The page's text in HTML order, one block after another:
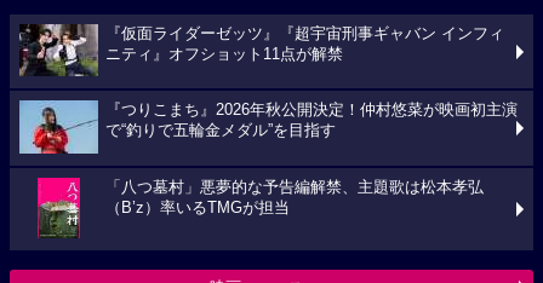
『仮面ライダーゼッツ』『超宇宙刑事ギャバン インフィ
ニティ』オフショット11点が解禁
『つりこまち』2026年秋公開決定！仲村悠菜が映画初主演
で“釣りで五輪金メダル”を目指す
「八つ墓村」悪夢的な予告編解禁、主題歌は松本孝弘
（B’z）率いるTMGが担当